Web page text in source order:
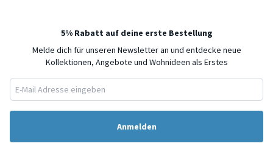
5% Rabatt auf deine erste Bestellung
Melde dich für unseren Newsletter an und entdecke neue
Kollektionen, Angebote und Wohnideen als Erstes
Anmelden